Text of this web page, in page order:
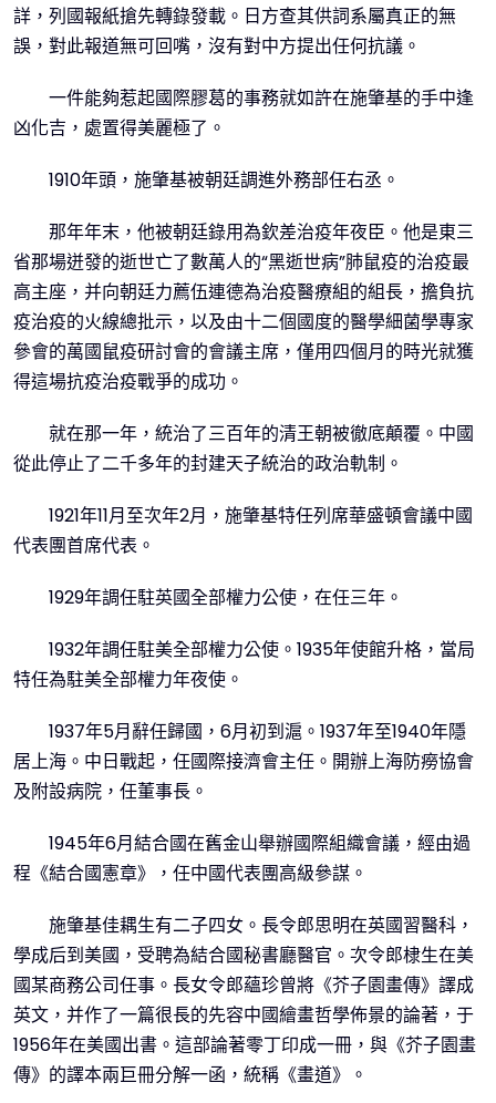
詳，列國報紙搶先轉錄發載。日方查其供詞系屬真正的無
誤，對此報道無可回嘴，沒有對中方提出任何抗議。
一件能夠惹起國際膠葛的事務就如許在施肇基的手中逢
凶化吉，處置得美麗極了。
1910年頭，施肇基被朝廷調進外務部任右丞。
那年年末，他被朝廷錄用為欽差治疫年夜臣。他是東三
省那場迸發的逝世亡了數萬人的“黑逝世病”肺鼠疫的治疫最
高主座，并向朝廷力薦伍連德為治疫醫療組的組長，擔負抗
疫治疫的火線總批示，以及由十二個國度的醫學細菌學專家
參會的萬國鼠疫研討會的會議主席，僅用四個月的時光就獲
得這場抗疫治疫戰爭的成功。
就在那一年，統治了三百年的清王朝被徹底顛覆。中國
從此停止了二千多年的封建天子統治的政治軌制。
1921年11月至次年2月，施肇基特任列席華盛頓會議中國
代表團首席代表。
1929年調任駐英國全部權力公使，在任三年。
1932年調任駐美全部權力公使。1935年使館升格，當局
特任為駐美全部權力年夜使。
1937年5月辭任歸國，6月初到滬。1937年至1940年隱
居上海。中日戰起，任國際接濟會主任。開辦上海防癆協會
及附設病院，任董事長。
1945年6月結合國在舊金山舉辦國際組織會議，經由過
程《結合國憲章》，任中國代表團高級參謀。
施肇基佳耦生有二子四女。長令郎思明在英國習醫科，
學成后到美國，受聘為結合國秘書廳醫官。次令郎棣生在美
國某商務公司任事。長女令郎蘊珍曾將《芥子園畫傳》譯成
英文，并作了一篇很長的先容中國繪畫哲學佈景的論著，于
1956年在美國出書。這部論著零丁印成一冊，與《芥子園畫
傳》的譯本兩巨冊分解一函，統稱《畫道》。